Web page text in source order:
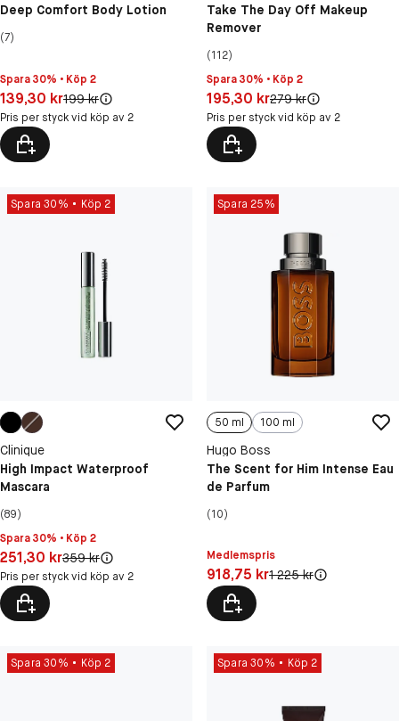
Deep Comfort Body Lotion
(7)
Spara 30% • Köp 2
Pris: 139,30 kr
139,30 krOriginal pris:
199 kr
Pris per styck vid köp av 2
Take The Day Off Makeup
Remover
(112)
Spara 30% • Köp 2
Pris: 195,30 kr
195,30 krOriginal pris:
279 kr
Pris per styck vid köp av 2
Spara 30% Köp 2
Clinique
High Impact Waterproof
Mascara
(89)
Spara 30% • Köp 2
Pris: 251,30 kr
251,30 krOriginal pris:
359 kr
Pris per styck vid köp av 2
Spara 25%
50 ml 100 ml
Hugo Boss
The Scent for Him Intense Eau
de Parfum
(10)
Medlemspris
Pris: 918,75 kr
918,75 krOriginal pris:
1 225 kr
Spara 30% Köp 2 Spara 30% Köp 2